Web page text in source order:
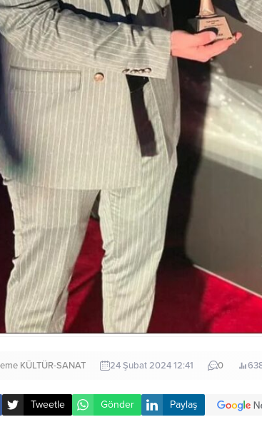
KÜLTÜR-SANAT 24 Şubat 2024 12:41 0
Tweetle Gönder Paylaş